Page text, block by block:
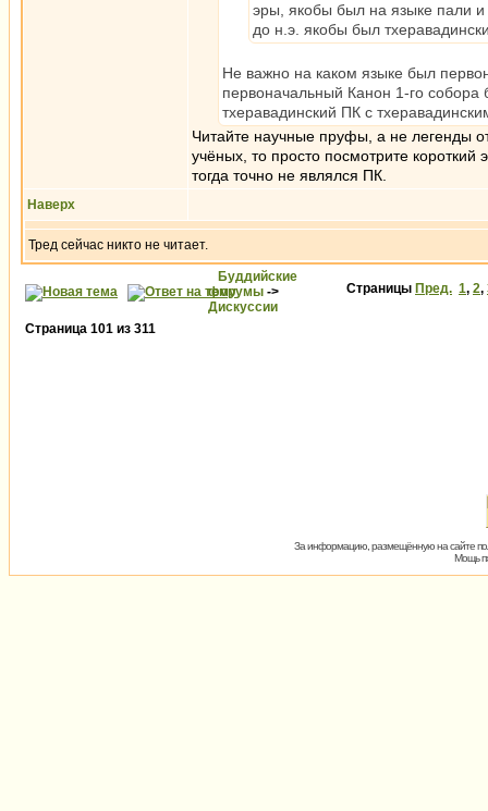
эры, якобы был на языке пали и
до н.э. якобы был
Не важно на каком языке был
первоначальный Канон 1-го
тхеравадинский ПК с
Читайте научные пруфы, а не легенды
учёных, то просто посмотрите
тогда точно не являлся ПК.
Наверх
Тред сейчас никто не читает.
Буддийские
форумы ->
Дискуссии
Страницы Пред. 1, 2,
Страница 101 из 311
За информацию, размещённую на сайте
Мощь